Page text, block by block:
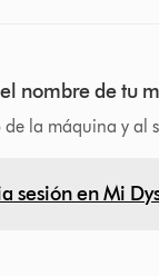
nombre de tu
de la máquina y al
sesión en Mi